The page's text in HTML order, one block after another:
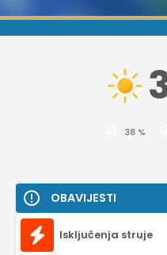
38 %
OBAVIJESTI
Isključenja struje